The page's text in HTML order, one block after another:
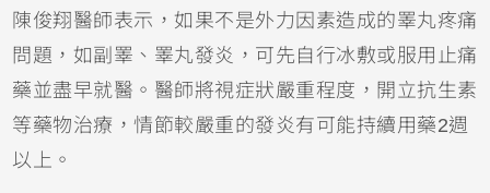
陳俊翔醫師表示，如果不是外力因素造成的睪丸疼痛
問題，如副睪、睪丸發炎，可先自行冰敷或服用止痛
藥並盡早就醫。醫師將視症狀嚴重程度，開立抗生素
等藥物治療，情節較嚴重的發炎有可能持續用藥2週
以上。